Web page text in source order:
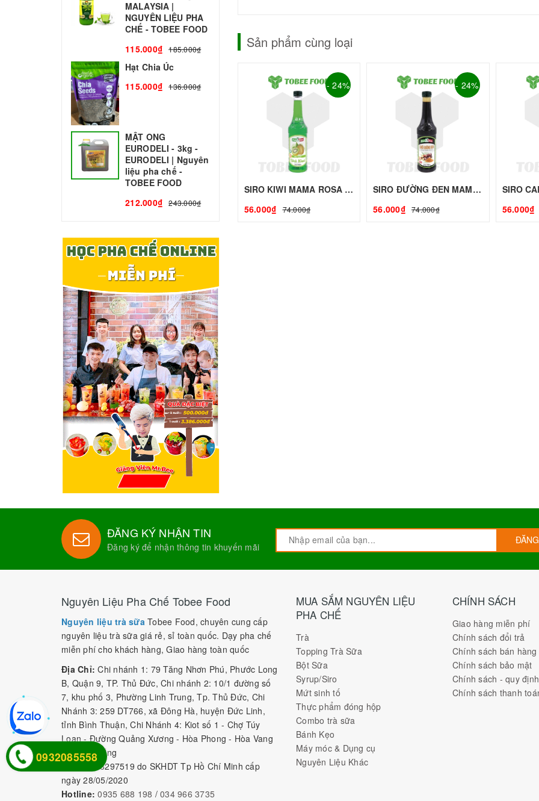
Sản phẩm cùng loại
- 24%
SIRO KIWI MAMA ROSA - 700ml | Siro Syrup Làm Trà Trái Cây, Trà Sữa - TOBEE FOOD
56.000₫
74.000₫
- 24%
SIRO ĐƯỜNG ĐEN MAMA ROSA - 700ml | Siro Syrup Làm Trà Trái Cây, Trà Sữa - TOBEE FOOD
56.000₫ 74.000₫
56.000₫
MALAYSIA |
NGUYÊN LIỆU PHA
CHẾ - TOBEE FOOD
115.000₫
185.000₫
Hạt Chia Úc
115.000₫
136.000₫
MẬT ONG
EURODELI - 3kg -
EURODELI | Nguyên
liệu pha chế -
TOBEE FOOD
212.000₫
243.000₫
ĐĂNG KÝ NHẬN TIN
Đăng ký để nhận thông tin khuyến mãi
Nguyên Liệu Pha Chế Tobee Food
Nguyên liệu trà sữa Tobee Food, chuyên cung cấp
nguyên liệu trà sữa giá rẻ, sỉ toàn quốc. Dạy pha chế
miễn phí cho khách hàng, Giao hàng toàn quốc
Địa Chỉ: Chi nhánh 1: 79 Tăng Nhơn Phú, Phước Long
B, Quận 9, TP. Thủ Đức, Chi nhánh 2: 10/1 đường số
7, khu phố 3, Phường Linh Trung, Tp. Thủ Đức, Chi
Nhánh 3: 259 DT766, xã Đông Hà, huyện Đức Linh,
tỉnh Bình Thuận, Chi Nhánh 4: Kiot số 1 - Chợ Túy
Loan - Đường Quảng Xương - Hòa Phong - Hòa Vang
- TP. Đà Nẵng
0316297519 do SKHDT Tp Hồ Chí Minh cấp
ngày 28/05/2020
Hotline: 0935 688 198 / 034 966 3735
MUA SẮM NGUYÊN LIỆU
PHA CHẾ
Trà
Topping Trà Sữa
Bột Sữa
Syrup/Siro
Mứt sinh tố
Thực phẩm đóng hộp
Combo trà sữa
Bánh Kẹo
Máy móc & Dụng cụ
Nguyên Liệu Khác
CHÍNH SÁCH
Giao hàng miễn phí
Chính sách đổi trả
Chính sách bán hàng
Chính sách bảo mật
Chính sách - quy
Chính sách thanh
0932085558